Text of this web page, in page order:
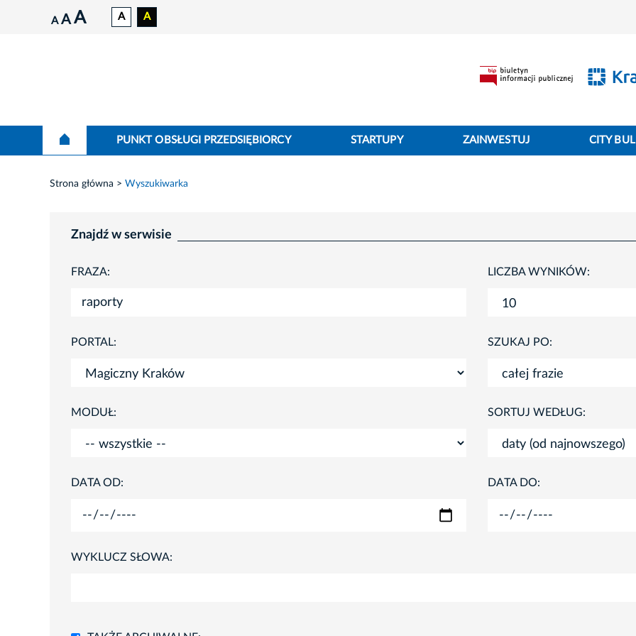
A A A A A
PUNKT OBSŁUGI PRZEDSIĘBIORCY STARTUPY ZAINWESTUJ CITY
Strona główna Wyszukiwarka
Znajdź w serwisie
FRAZA: LICZBA WYNIKÓW:
PORTAL: SZUKAJ PO:
MODUŁ: SORTUJ WEDŁUG:
DATA OD: DATA DO:
WYKLUCZ SŁOWA: